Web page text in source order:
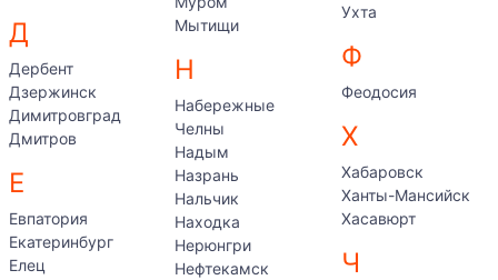
Д
Дербент
Дзержинск
Димитровград
Дмитров
Е
Евпатория
Екатеринбург
Елец
Мытищи
Н
Набережные
Челны
Надым
Назрань
Нальчик
Находка
Нерюнгри
Нефтекамск
Ухта
Ф
Феодосия
Х
Хабаровск
Ханты-Мансийск
Хасавюрт
Ч